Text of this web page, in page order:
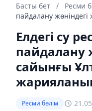
Басты бет / Ресми
пайдалану
Елдегі су
пайдалану
сайынғы
Ресми бөлім